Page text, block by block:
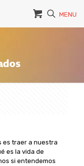
MENU
es traer a nuestra
es la vida de
si entendemos